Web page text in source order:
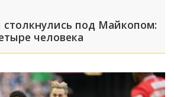
под Майкопом:
человека